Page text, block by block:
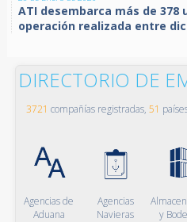
ATI desembarca más de 378
operación realizada entre
DIRECTORIO DE
3721 compañías registradas, 51
Agencias de
Aduana
Agencias
Navieras
y